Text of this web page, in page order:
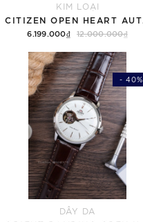
KIM LOẠI
6.199.000₫ 12.000.000₫
- 40%
DÂY DA